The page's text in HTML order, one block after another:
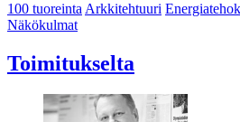
100 tuoreintaArkkitehtuuri
Näkökulmat
Toimitukselta